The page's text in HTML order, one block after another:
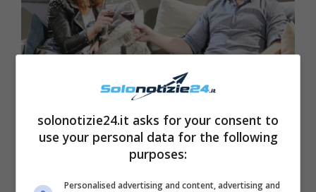
Beautiful-Solonotizie-24
solonotizie24.it asks for your consent to
use your personal data for the following
purposes:
Personalised advertising and content, advertising and